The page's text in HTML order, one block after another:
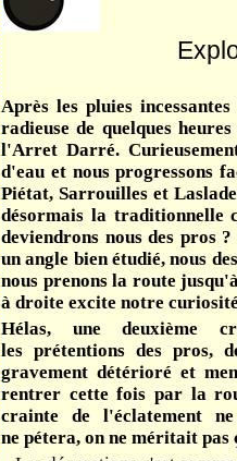
Après les pluies
radieuse de quelques
l'Arret Darré.
d'eau et nous progressons
Piétat, Sarrouilles et
désormais la traditionnelle
deviendrons nous des pros
un angle bien étudié, nous
nous prenons la route
à droite excite notre
Hélas, une deuxième
les prétentions des pros,
gravement détérioré et
rentrer cette fois par la
crainte de l'éclatement
ne pétera, on ne méritait